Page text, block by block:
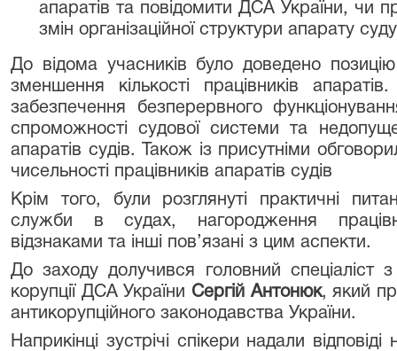
апаратів та повідомити ДСА України, чи
змін організаційної структури апарату
До відома учасників було доведено
зменшення кількості працівників
забезпечення безперервного
спроможності судової системи та
апаратів судів. Також із присутніми
чисельності працівників апаратів судів
Крім того, були розглянуті практичні
служби в судах, нагородження
відзнаками та інші пов’язані з цим аспекти.
До заходу долучився головний спеціаліст
корупції ДСА України Сергій Антонюк, який
антикорупційного законодавства України.
Наприкінці зустрічі спікери надали